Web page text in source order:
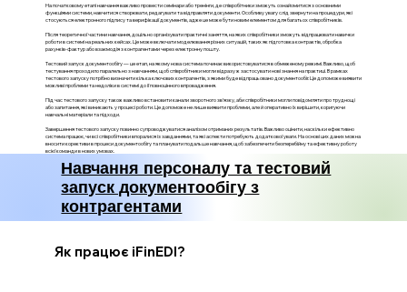
На початковому етапі навчання важливо провести семінари або тренінги, де співробітники зможуть ознайомитися з основними
функціями системи, навчитися створювати, редагувати та відправляти документи. Особливу увагу слід звернути на процедури, які
стосуються електронного підпису та верифікації документів, адже це може бути новим елементом для багатьох співробітників.
Після теоретичної частини навчання, доцільно організувати практичні заняття, на яких співробітники зможуть відпрацювати навички
роботи в системі на реальних кейсах. Це може включати моделювання різних ситуацій, таких як підготовка контрактів, обробка
рахунків-фактур або взаємодія з контрагентами через електронну пошту.
Тестовий запуск документообігу — це етап, на якому нова система починає використовуватися в обмеженому режимі. Важливо, щоб
тестування проходило паралельно з навчанням, щоб співробітники могли відразу ж застосувати нові знання на практиці. В рамках
тестового запуску потрібно визначити кілька ключових контрагентів, з якими буде відпрацьовано документообіг. Це допоможе виявити
можливі проблеми та недоліки в системі до її повноцінного впровадження.
Під час тестового запуску також важливо встановити канали зворотного зв'язку, аби співробітники могли повідомляти про труднощі
або запитання, які виникають у процесі роботи. Це допоможе не лише виявити проблеми, але й оперативно їх вирішити, коригуючи
навчальні матеріали та підходи.
Завершення тестового запуску повинно супроводжуватися аналізом отриманих результатів. Важливо оцінити, наскільки ефективно
система працює, чи всі співробітники впоралися із завданнями, та які аспекти потребують додаткової уваги. На основі цих даних можна
вносити корективи в процеси документообігу та планувати подальше навчання, щоб забезпечити безперебійну та ефективну роботу
всієї команди в нових умовах.
Навчання персоналу та тестовий
запуск документообігу з
контрагентами
Як працює iFinEDI?